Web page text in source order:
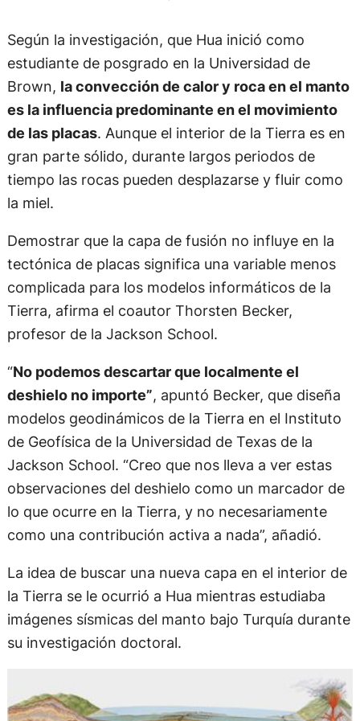
Según la investigación, que Hua inició como
estudiante de posgrado en la Universidad de
Brown, la convección de calor y roca en el manto
es la influencia predominante en el movimiento
de las placas. Aunque el interior de la Tierra es en
gran parte sólido, durante largos periodos de
tiempo las rocas pueden desplazarse y fluir como
la miel.
Demostrar que la capa de fusión no influye en la
tectónica de placas significa una variable menos
complicada para los modelos informáticos de la
Tierra, afirma el coautor Thorsten Becker,
profesor de la Jackson School.
“No podemos descartar que localmente el
deshielo no importe”, apuntó Becker, que diseña
modelos geodinámicos de la Tierra en el Instituto
de Geofísica de la Universidad de Texas de la
Jackson School. “Creo que nos lleva a ver estas
observaciones del deshielo como un marcador de
lo que ocurre en la Tierra, y no necesariamente
como una contribución activa a nada”, añadió.
La idea de buscar una nueva capa en el interior de
la Tierra se le ocurrió a Hua mientras estudiaba
imágenes sísmicas del manto bajo Turquía durante
su investigación doctoral.